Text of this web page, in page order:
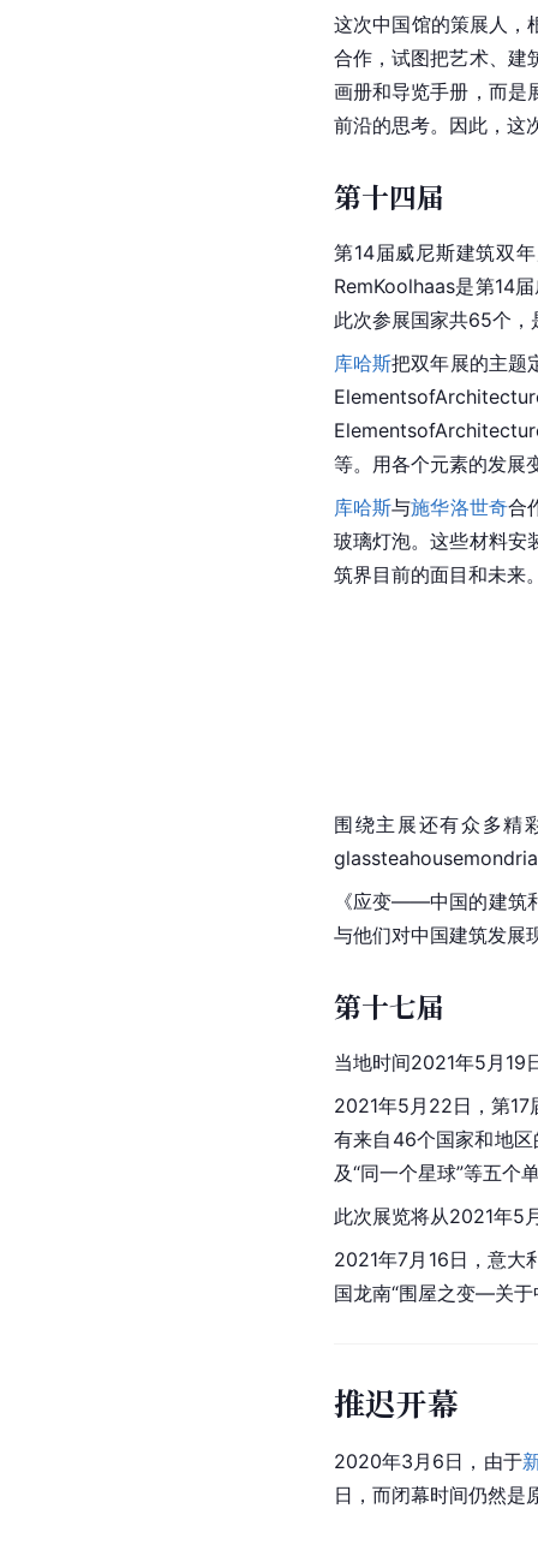
这次中国馆的策展人，
合作，试图把艺术、建
画册和导览手册，而是
前沿的思考。因此，这
第十四届
第14届威尼斯建筑双
RemKoolhaas是第14
此次参展国家共65个
库哈斯把双年展的主题
等。用各个元素的发展
库哈斯与施华洛世奇合
玻璃灯泡。这些材料安
筑界目前的面目和未来
围绕主展还有众多精
《应变——中国的建筑
与他们对中国建筑发展
第十七届
当地时间2021年5月19
2021年5月22日，第17
有来自46个国家和地区
及“同一个星球”等五个
此次展览将从2021年5
2021年7月16日，意大
国龙南“围屋之变—关于
推迟开幕
2020年3月6日，由于
日，而闭幕时间仍然是